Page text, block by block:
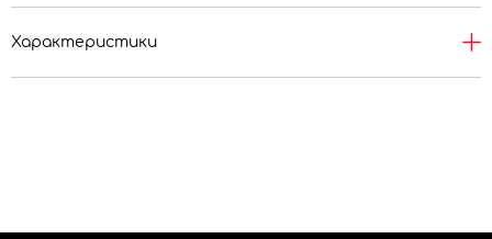
Характеристики